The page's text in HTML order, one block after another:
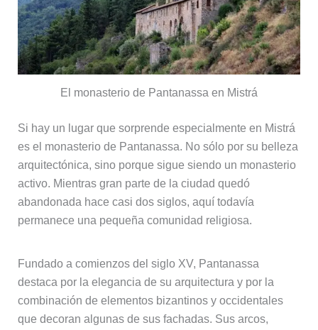
El monasterio de Pantanassa en Mistrá
Si hay un lugar que sorprende especialmente en Mistrá
es el monasterio de Pantanassa. No sólo por su belleza
arquitectónica, sino porque sigue siendo un monasterio
activo. Mientras gran parte de la ciudad quedó
abandonada hace casi dos siglos, aquí todavía
permanece una pequeña comunidad religiosa.
Fundado a comienzos del siglo XV, Pantanassa
destaca por la elegancia de su arquitectura y por la
combinación de elementos bizantinos y occidentales
que decoran algunas de sus fachadas. Sus arcos,